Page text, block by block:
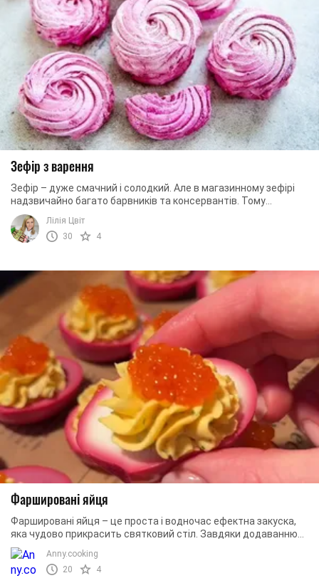
Зефір з варення
Зефір – дуже смачний і солодкий. Але в магазинному зефірі
надзвичайно багато барвників та консервантів. Тому
найкраще зробити такий десерт вдома. І ...
Лілія Цвіт
30
4
Фаршировані яйця
Фаршировані яйця – це проста і водночас ефектна закуска,
яка чудово прикрасить святковий стіл. Завдяки додаванню
буряка білок набуває ніжного ...
Аnny.cooking
20
4